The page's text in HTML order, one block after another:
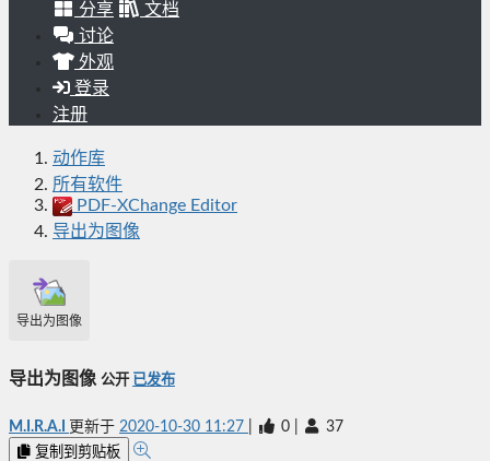
分享
文档
讨论
外观
登录
注册
动作库
所有软件
PDF-XChange Editor
导出为图像
导出为图像
导出为图像 公开 已发布
M.I.R.A.I 更新于 2020-10-30 11:27 0 37
复制到剪贴板